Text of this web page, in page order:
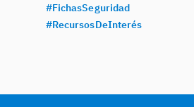
#FichasSeguridad
#RecursosDeInterés